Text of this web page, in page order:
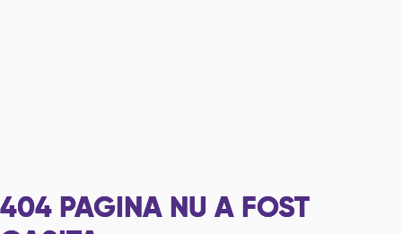
404 PAGINA NU A FOST